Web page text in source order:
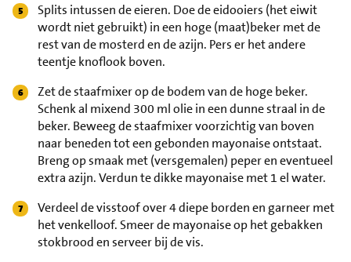
Splits intussen de eieren. Doe de eidooiers (het eiwit
wordt niet gebruikt) in een hoge (maat)beker met de
rest van de mosterd en de azijn. Pers er het andere
teentje knoflook boven.
Zet de staafmixer op de bodem van de hoge beker.
Schenk al mixend 300 ml olie in een dunne straal in de
beker. Beweeg de staafmixer voorzichtig van boven
naar beneden tot een gebonden mayonaise ontstaat.
Breng op smaak met (versgemalen) peper en eventueel
extra azijn. Verdun te dikke mayonaise met 1 el water.
Verdeel de visstoof over 4 diepe borden en garneer met
het venkelloof. Smeer de mayonaise op het gebakken
stokbrood en serveer bij de vis.